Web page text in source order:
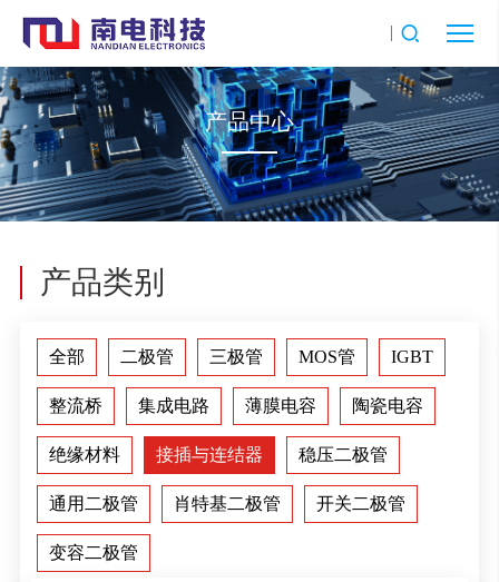
产品中心
产品类别
全部 二极管 三极管 MOS管 IGBT
整流桥 集成电路 薄膜电容 陶瓷电容
绝缘材料 接插与连结器 稳压二极管
通用二极管 肖特基二极管 开关二极管
变容二极管